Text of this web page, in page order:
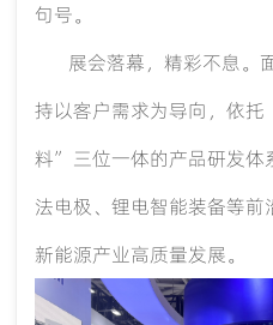
句号。
展会落幕，精彩不息。
持以客户需求为导向，依托
料”三位一体的产品研发体
法电极、锂电智能装备等
新能源产业高质量发展。